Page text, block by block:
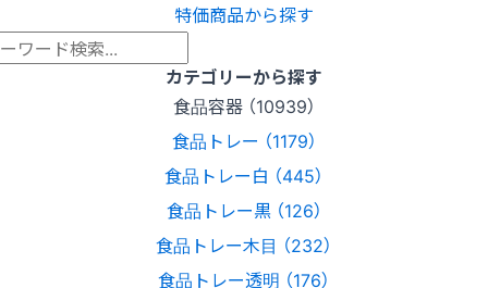
特価商品から探す
カテゴリーから探す
食品容器 （10939）
食品トレー （1179）
食品トレー白 （445）
食品トレー黒 （126）
食品トレー木目 （232）
食品トレー透明 （176）